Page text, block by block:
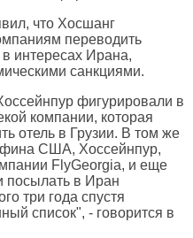
что Хосшанг
переводить
интересах Ирана,
санкциями.
фигурировали в
компании, которая
отель в Грузии. В том же
США, Хоссейнпур,
FlyGeorgia, и еще
посылать в Иран
три года спустя
список", - говорится в